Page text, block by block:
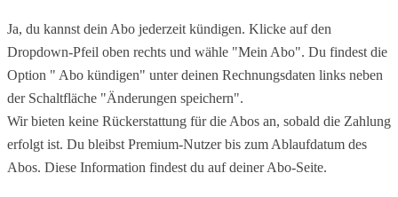
Ja, du kannst dein Abo jederzeit kündigen. Klicke auf den
Dropdown-Pfeil oben rechts und wähle "Mein Abo". Du findest die
Option " Abo kündigen" unter deinen Rechnungsdaten links neben
der Schaltfläche "Änderungen speichern".
Wir bieten keine Rückerstattung für die Abos an, sobald die Zahlung
erfolgt ist. Du bleibst Premium-Nutzer bis zum Ablaufdatum des
Abos. Diese Information findest du auf deiner Abo-Seite.